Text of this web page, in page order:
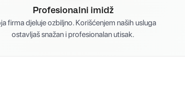
Profesionalni imidž
firma djeluje ozbiljno. Korišćenjem naših usluga
ostavljaš snažan i profesionalan utisak.